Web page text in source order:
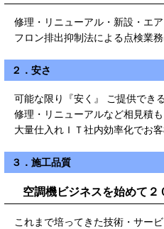
修理・リニューアル・新設・エア
フロン排出抑制法による点検業務
２．安さ
可能な限り『安く』 ご提供でき
修理・リニューアルなど相見積
大量仕入れＩＴ社内効率化でお客
３．施工品質
空調機ビジネスを始めて２
これまで培ってきた技術・サー